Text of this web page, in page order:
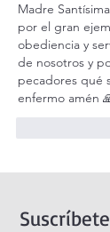
Madre
por el gran
obediencia y
de nosotros y
pecadores qué
enfermo amén